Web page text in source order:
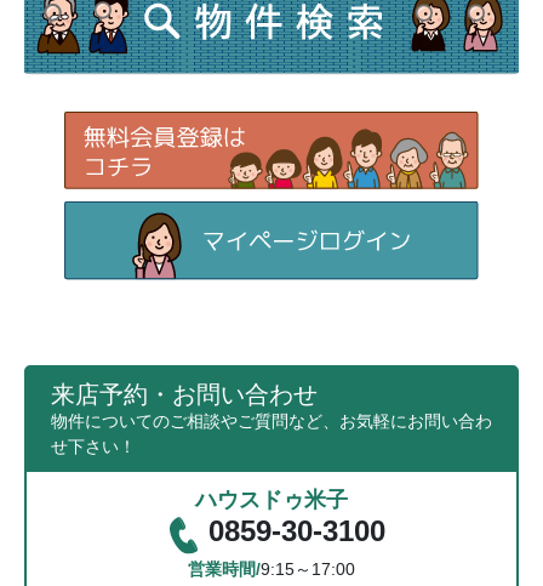
来店予約・お問い合わせ
物件についてのご相談やご質問など、お気軽にお問い合わ
せ下さい！
ハウスドゥ米子
0859-30-3100
営業時間/9:15～17:00